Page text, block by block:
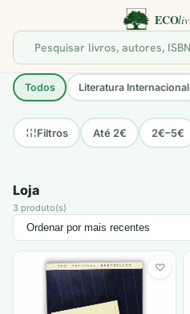
Todos Literatura Internacional
Filtros Até 2€ 2€–5€
Loja
3 produto(s)
♡